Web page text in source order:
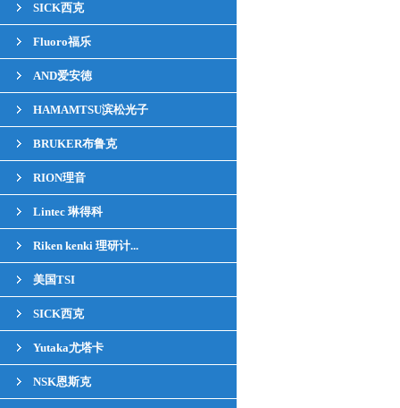
SICK西克
Fluoro福乐
AND爱安徳
HAMAMTSU滨松光子
BRUKER布鲁克
RION理音
Lintec 琳得科
Riken kenki 理研计...
美国TSI
SICK西克
Yutaka尤塔卡
NSK恩斯克